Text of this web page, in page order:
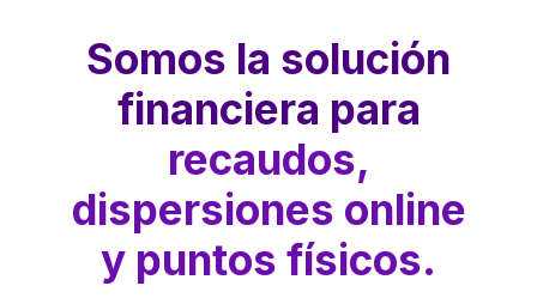
Somos la solución
financiera para
recaudos,
dispersiones online
y puntos físicos.